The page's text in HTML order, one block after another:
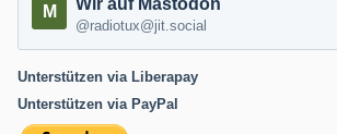
Wir auf Mastodon
@radiotux@jit.social
Unterstützen via Liberapay
Unterstützen via PayPal